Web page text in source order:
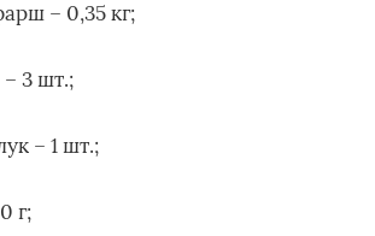
– 0,35 кг;
3 шт.;
– 1 шт.;
г;